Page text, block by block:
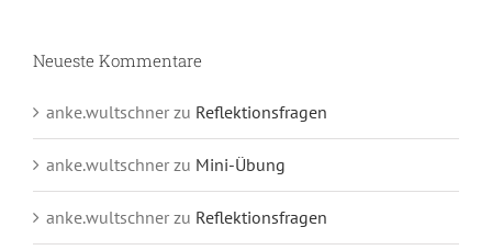
Neueste Kommentare
anke.wultschner zu Reflektionsfragen
anke.wultschner zu Mini-Übung
anke.wultschner zu Reflektionsfragen